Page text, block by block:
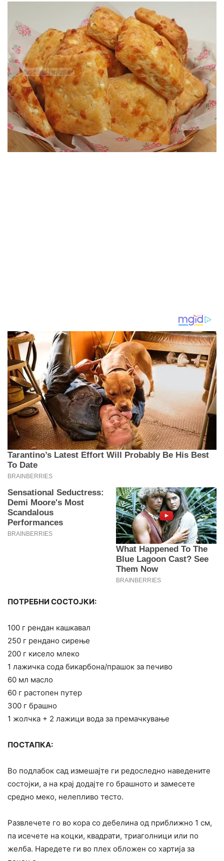
ПОТРЕБНИ СОСТОЈКИ:
100 г рендан кашкавал
250 г рендано сирење
200 г кисело млеко
1 лажичка сода бикарбона/прашок за печиво
60 мл масло
60 г растопен путер
300 г брашно
1 жолчка + 2 лажици вода за премачкување
ПОСТАПКА:
Во подлабок сад измешајте ги редоследно наведените
состојки, а на крај додајте го брашното и замесете
средно меко, нелепливо тесто.
Развлечете го во кора со дебелина од приближно 1 см,
па исечете на коцки, квадрати, триаголници или по
желба. Наредете ги во плех обложен со хартија за